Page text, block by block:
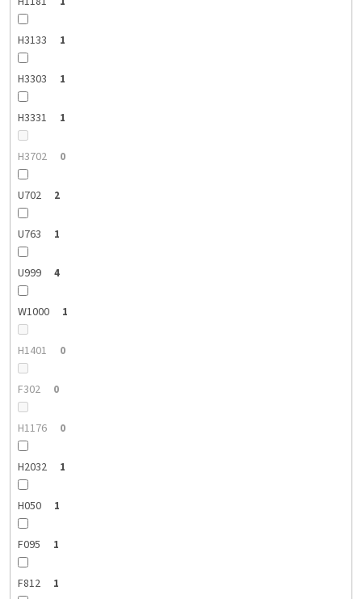
H3133 1
H3303 1
H3331 1
H3702 0
U702 2
U763 1
U999 4
W1000 1
H1401 0
F302 0
H1176 0
H2032 1
H050 1
F095 1
F812 1